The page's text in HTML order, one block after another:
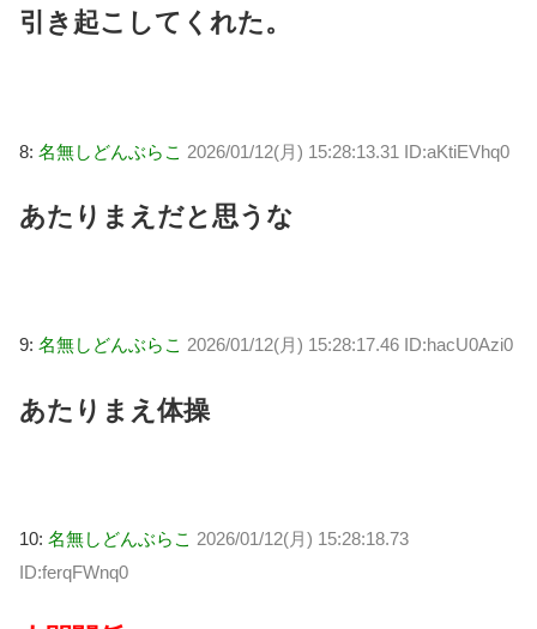
引き起こしてくれた。
8: 名無しどんぶらこ 2026/01/12(月) 15:28:13.31 ID:aKtiEVhq0
あたりまえだと思うな
9: 名無しどんぶらこ 2026/01/12(月) 15:28:17.46 ID:hacU0Azi0
あたりまえ体操
10: 名無しどんぶらこ 2026/01/12(月) 15:28:18.73
ID:ferqFWnq0